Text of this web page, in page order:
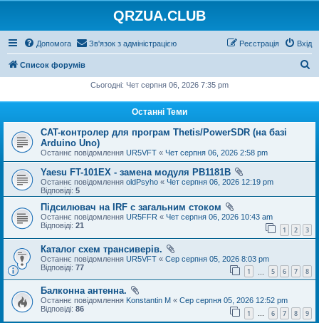
QRZUA.CLUB
Допомога Зв'язок з адміністрацією Вхід
Реєстрація
Список форумів
Сьогодні: Чет серпня 06, 2026 7:35 pm
Останні Теми
CAT-контролер для програм Thetis/PowerSDR (на базі
Arduino Uno)
Останнє повідомлення UR5VFT « Чет серпня 06, 2026 2:58 pm
Yaesu FT-101EX - замена модуля PB1181B
Останнє повідомлення oldPsyho « Чет серпня 06, 2026 12:19 pm
Відповіді: 5
Підсилювач на IRF с загальним стоком
Останнє повідомлення UR5FFR « Чет серпня 06, 2026 10:43 am
Відповіді: 21 1 2 3
Каталог схем трансиверів.
Останнє повідомлення UR5VFT « Сер серпня 05, 2026 8:03 pm
Відповіді: 77 1 5 6 7 8
Балконна антенна.
Останнє повідомлення Konstantin M « Сер серпня 05, 2026 12:52 pm
Відповіді: 86 1 … 6 7 8 9